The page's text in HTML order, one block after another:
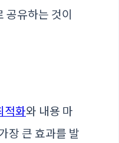
공유하는 것이
적화와 내용 마
장 큰 효과를 발